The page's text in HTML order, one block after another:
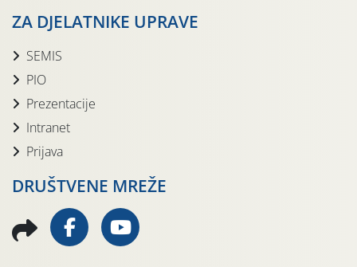
ZA DJELATNIKE UPRAVE
SEMIS
PIO
Prezentacije
Intranet
Prijava
DRUŠTVENE MREŽE